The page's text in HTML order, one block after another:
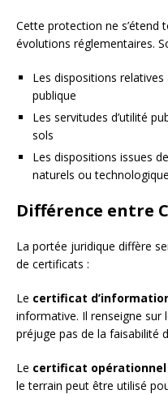
Cette protection ne s’étend
évolutions réglementaires.
Les dispositions
publique
Les servitudes d’utilité
sols
Les dispositions issues
naturels ou
Différence entre
La portée juridique diffère
de certificats :
Le certificat
informative. Il renseigne sur
préjuge pas de la faisabilité
Le certificat opérationnel
le terrain peut être utilisé